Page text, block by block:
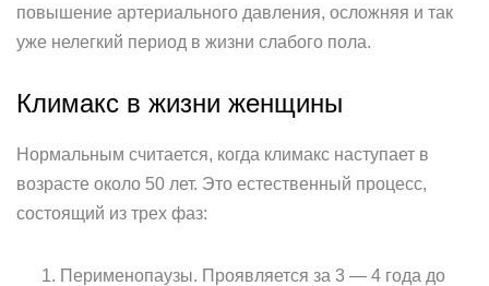
повышение артериального давления, осложняя и так
уже нелегкий период в жизни слабого пола.
Климакс в жизни женщины
Нормальным считается, когда климакс наступает в
возрасте около 50 лет. Это естественный процесс,
состоящий из трех фаз:
Перименопаузы. Проявляется за 3 — 4 года до